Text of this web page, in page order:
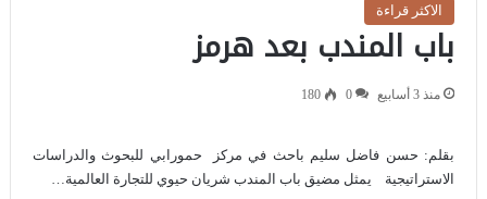
الاكثر قراءة
باب المندب بعد هرمز
منذ 3 أسابيع 0
180
بقلم: حسن فاضل سليم باحث في مركز حمورابي للبحوث والدراسات
الاستراتيجية يمثل مضيق باب المندب شريان حيوي للتجارة العالمية…